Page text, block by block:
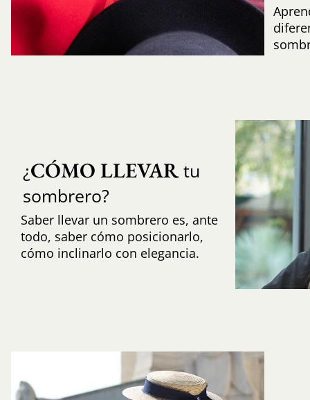
¿CÓMO LLEVARtu
sombrero?
Saber llevar un sombrero es, ante
todo, saber cómo posicionarlo,
cómo inclinarlo con elegancia.